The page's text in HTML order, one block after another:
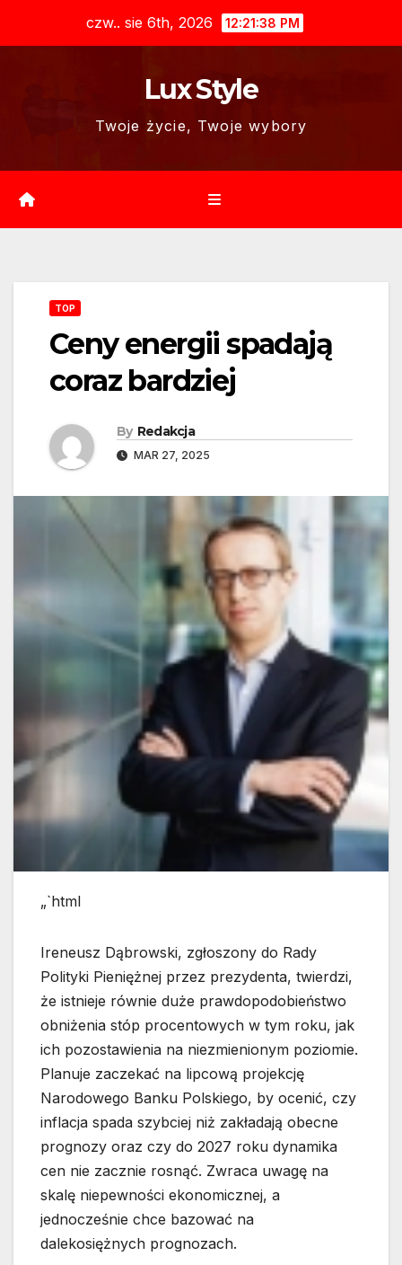
czw.. sie 6th, 2026 12:21:39 PM
Lux Style
Twoje życie, Twoje wybory
TOP
Ceny energii spadają
coraz bardziej
By Redakcja
MAR 27, 2025
„`html
Ireneusz Dąbrowski, zgłoszony do Rady
Polityki Pieniężnej przez prezydenta, twierdzi,
że istnieje równie duże prawdopodobieństwo
obniżenia stóp procentowych w tym roku, jak
ich pozostawienia na niezmienionym poziomie.
Planuje zaczekać na lipcową projekcję
Narodowego Banku Polskiego, by ocenić, czy
inflacja spada szybciej niż zakładają obecne
prognozy oraz czy do 2027 roku dynamika
cen nie zacznie rosnąć. Zwraca uwagę na
skalę niepewności ekonomicznej, a
jednocześnie chce bazować na
dalekosiężnych prognozach.